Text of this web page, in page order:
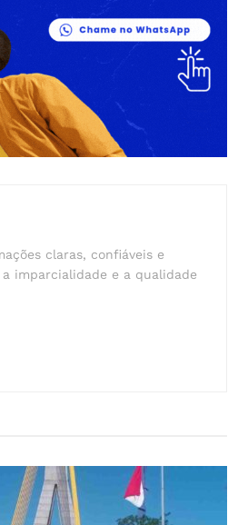
claras, confiáveis e
imparcialidade e a qualidade